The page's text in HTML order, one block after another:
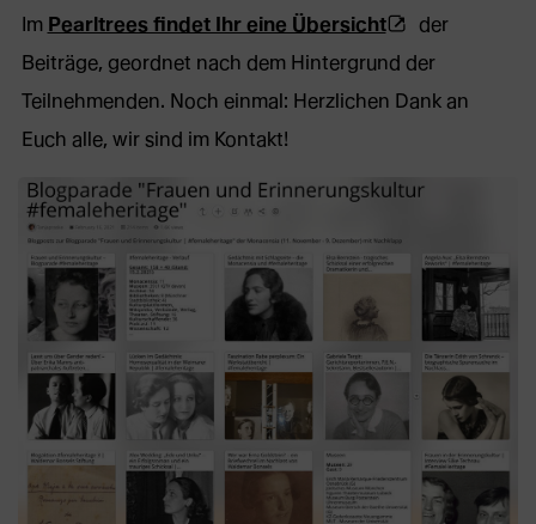
Tab)
Im Pearltrees findet Ihr eine Übersicht(Öffnet
externe
Webseite
neuem
der
Beiträge, geordnet nach dem Hintergrund der
Teilnehmenden. Noch einmal: Herzlichen Dank an
Euch alle, wir sind im Kontakt!